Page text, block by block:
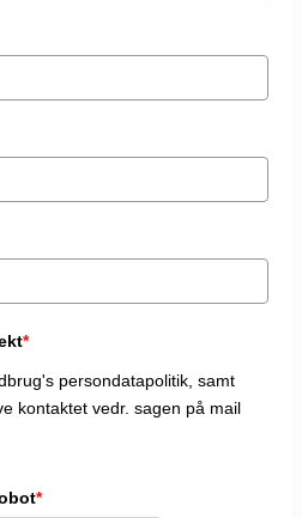
*
persondatapolitik, samt
kontaktet vedr. sagen på mail
*